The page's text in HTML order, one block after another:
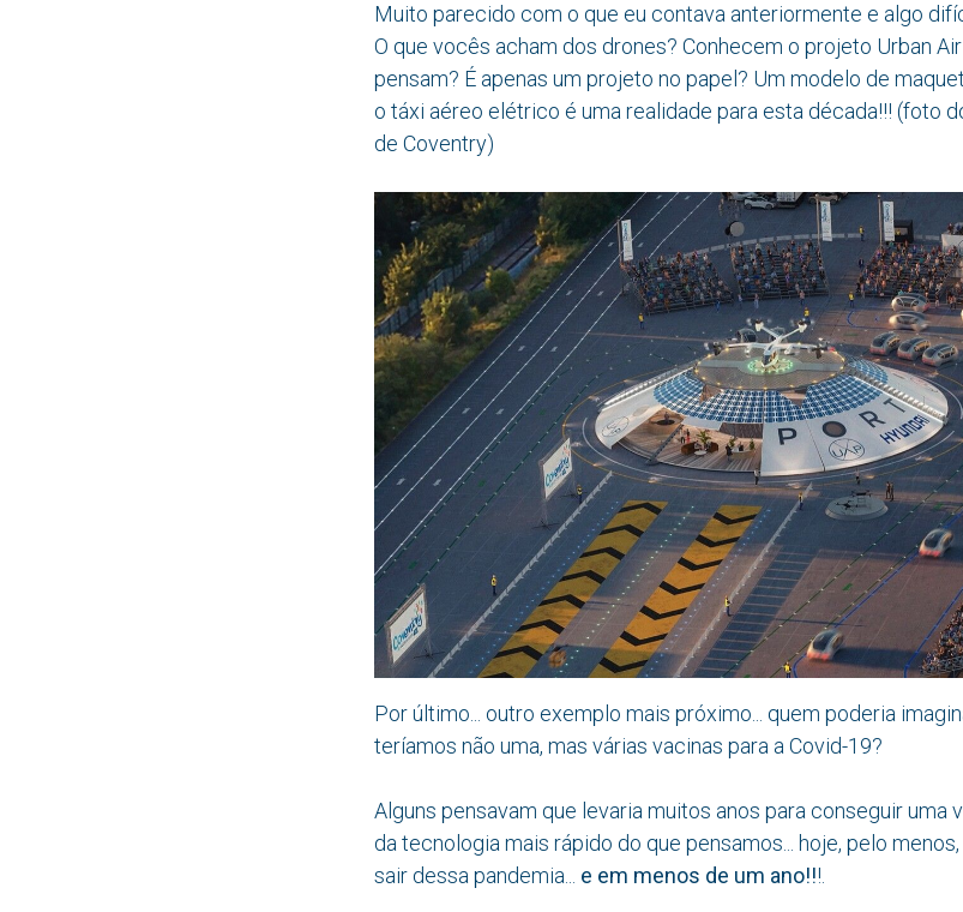
Muito parecido com o que eu contava anteriormente e algo
O que vocês acham dos drones? Conhecem o projeto Urban
pensam? É apenas um projeto no papel? Um modelo de
o táxi aéreo elétrico é uma realidade para esta década!!! (foto
de Coventry)
Por último... outro exemplo mais próximo... quem poderia
teríamos não uma, mas várias vacinas para a Covid-19?
Alguns pensavam que levaria muitos anos para conseguir uma
da tecnologia mais rápido do que pensamos... hoje, pelo
sair dessa pandemia... e em menos de um ano!!!.